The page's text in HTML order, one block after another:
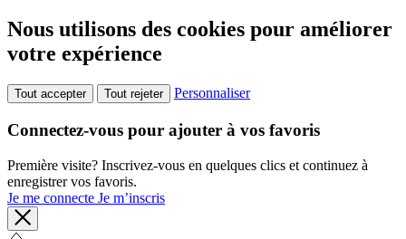
Nous utilisons des cookies pour améliorer
votre expérience
Tout accepter Tout rejeter Personnaliser
Connectez-vous pour ajouter à vos favoris
Première visite? Inscrivez-vous en quelques clics et continuez à
enregistrer vos favoris.
Je me connecte Je m’inscris